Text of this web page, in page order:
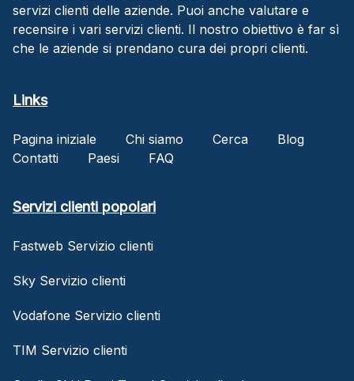
servizi clienti delle aziende. Puoi anche valutare e
recensire i vari servizi clienti. Il nostro obiettivo è far sì
che le aziende si prendano cura dei propri clienti.
Links
Pagina iniziale Chi siamo Cerca
Blog
Contatti
Paesi FAQ
Servizi clienti popolari
Fastweb Servizio clienti
Sky Servizio clienti
Vodafone Servizio clienti
TIM Servizio clienti